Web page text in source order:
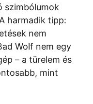
szimbólumok
harmadik tipp:
nem
Wolf nem egy
– a türelem és
mint